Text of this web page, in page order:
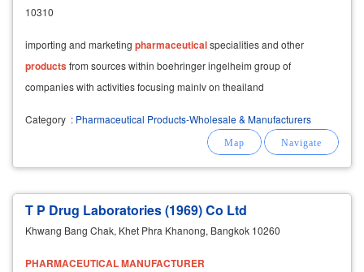
10310
importing and marketing pharmaceuticalspecialities and other
productsfrom sources within boehringer ingelheim group of
companies with activities focusing mainlv on theailand
Category : Pharmaceutical Products-Wholesale & Manufacturers
T P Drug Laboratories (1969) Co Ltd
Khwang Bang Chak, Khet Phra Khanong, Bangkok 10260
PHARMACEUTICALMANUFACTURER